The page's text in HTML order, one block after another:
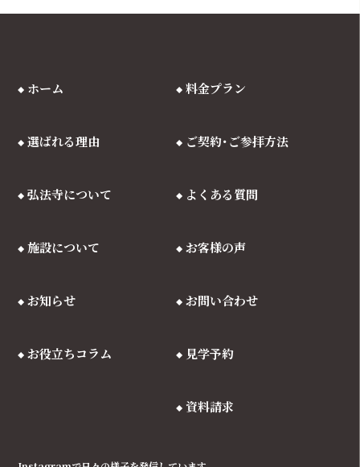
ホーム
選ばれる理由
弘法寺について
施設について
料金プラン
ご契約･ご参拝方法
よくある質問
お客様の声
お知らせ
お役立ちコラム
お問い合わせ
見学予約
資料請求